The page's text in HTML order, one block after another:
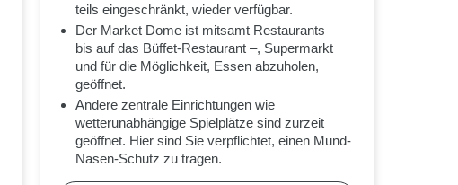
teils eingeschränkt, wieder verfügbar.
Der Market Dome ist mitsamt Restaurants –
bis auf das Büffet-Restaurant –, Supermarkt
und für die Möglichkeit, Essen abzuholen,
geöffnet.
Andere zentrale Einrichtungen wie
wetterunabhängige Spielplätze sind zurzeit
geöffnet. Hier sind Sie verpflichtet, einen Mund-
Nasen-Schutz zu tragen.